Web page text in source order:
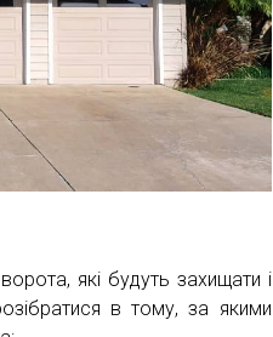
які будуть захищати і
в тому, за якими